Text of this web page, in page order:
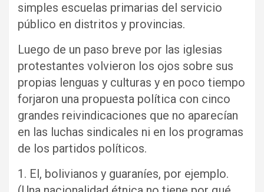
simples escuelas primarias del servicio
público en distritos y provincias.
Luego de un paso breve por las iglesias
protestantes volvieron los ojos sobre sus
propias lenguas y culturas y en poco tiempo
forjaron una propuesta política con cinco
grandes reivindicaciones que no aparecían
en las luchas sindicales ni en los programas
de los partidos políticos.
1. El, bolivianos y guaraníes, por ejemplo.